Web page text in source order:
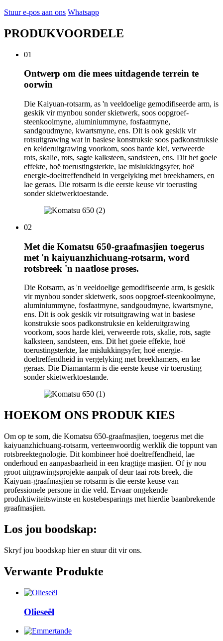
Stuur e-pos aan ons Whatsapp
PRODUKVOORDELE
01
Ontwerp om die mees uitdagende terrein te
oorwin
Die Kaiyuan-rotsarm, as 'n veeldoelige gemodifiseerde arm, is
geskik vir mynbou sonder skietwerk, soos oopgroef-
steenkoolmyne, aluminiummyne, fosfaatmyne,
sandgoudmyne, kwartsmyne, ens. Dit is ook geskik vir
rotsuitgrawing wat in basiese konstruksie soos padkonstruksie
en kelderuitgrawing voorkom, soos harde klei, verweerde
rots, skalie, rots, sagte kalksteen, sandsteen, ens. Dit het goeie
effekte, hoë toerustingsterkte, lae mislukkingsyfer, hoë
energie-doeltreffendheid in vergelyking met breekhamers, en
lae geraas. Die rotsarm is die eerste keuse vir toerusting
sonder skietwerktoestande.
02
Met die Komatsu 650-graafmasjien toegerus
met 'n kaiyuanzhichuang-rotsarm, word
rotsbreek 'n naatlose proses.
Die Rotsarm, as 'n veeldoelige gemodifiseerde arm, is geskik
vir mynbou sonder skietwerk, soos oopgroef-steenkoolmyne,
aluminiummyne, fosfaatmyne, sandgoudmyne, kwartsmyne,
ens. Dit is ook geskik vir rotsuitgrawing wat in basiese
konstruksie soos padkonstruksie en kelderuitgrawing
voorkom, soos harde klei, verweerde rots, skalie, rots, sagte
kalksteen, sandsteen, ens. Dit het goeie effekte, hoë
toerustingsterkte, lae mislukkingsyfer, hoë energie-
doeltreffendheid in vergelyking met breekhamers, en lae
geraas. Die Diamantarm is die eerste keuse vir toerusting
sonder skietwerktoestande.
HOEKOM ONS PRODUK KIES
Om op te som, die Komatsu 650-graafmasjien, toegerus met die
kaiyuanzhichuang-rotsarm, verteenwoordig werklik die toppunt van
rotsbreektegnologie. Dit kombineer hoë doeltreffendheid, lae
onderhoud en aanpasbaarheid in een kragtige masjien. Of jy nou
groot uitgrawingsprojekte aanpak of deur taai rots breek, die
Kaiyuan-graafmasjien se rotsarm is die eerste keuse van
professionele persone in die veld. Ervaar ongekende
produktiwiteitswinste en kostebesparings met hierdie baanbrekende
graafmasjien.
Los jou boodskap:
Skryf jou boodskap hier en stuur dit vir ons.
Verwante Produkte
Olieseël